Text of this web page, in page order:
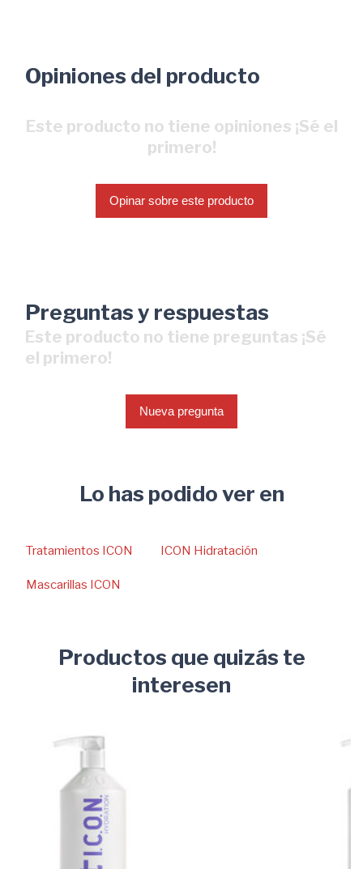
Opiniones del producto
Este producto no tiene opiniones ¡Sé el
primero!
Opinar sobre este producto
Preguntas y respuestas
Este producto no tiene preguntas ¡Sé
el primero!
Nueva pregunta
Lo has podido ver en
Tratamientos ICON ICON Hidratación
Mascarillas ICON
Productos que quizás te
interesen